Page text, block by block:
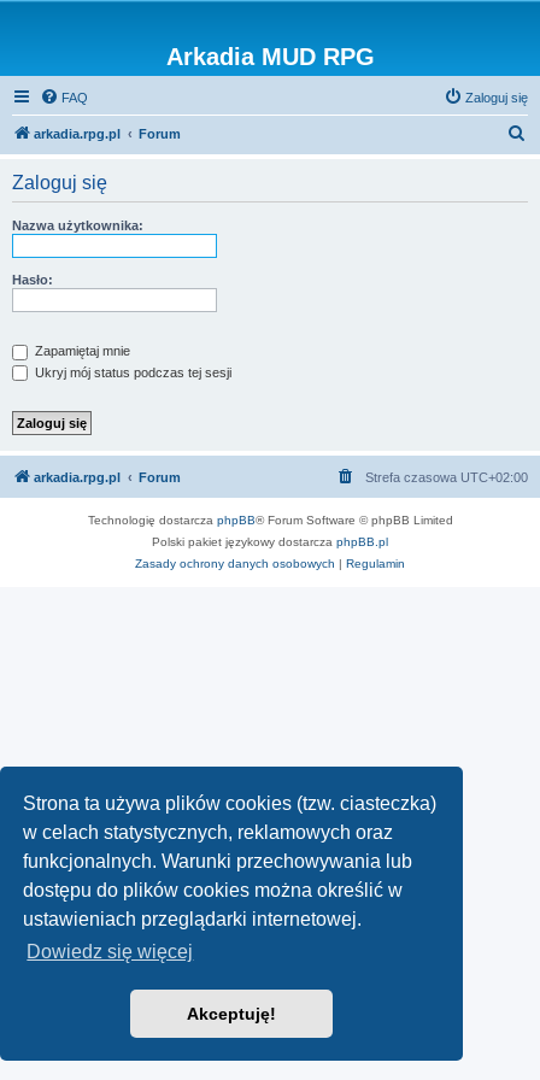
Strona ta używa plików cookies (tzw. ciasteczka)
w celach statystycznych, reklamowych oraz
funkcjonalnych. Warunki przechowywania lub
dostępu do plików cookies można określić w
ustawieniach przeglądarki internetowej.
Dowiedz się więcej
Akceptuję!
Arkadia MUD RPG
FAQ Zaloguj się
arkadia.rpg.pl Forum
Zaloguj się
Nazwa użytkownika:
Hasło:
Zapamiętaj mnie
Ukryj mój status podczas tej sesji
arkadia.rpg.pl Forum Strefa czasowa UTC+02:00
Technologię dostarcza phpBB® Forum Software © phpBB Limited
Polski pakiet językowy dostarcza phpBB.pl
Zasady ochrony danych osobowych | Regulamin